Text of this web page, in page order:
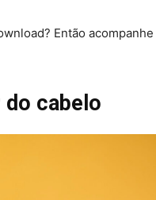
Então
do cabelo